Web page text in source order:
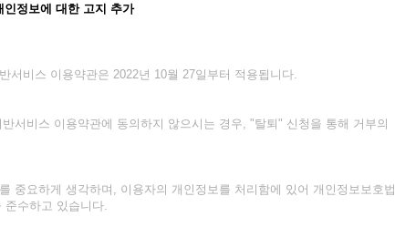
정보에 대한 고지 추가
서비스 이용약관은 2022년 10월 27일부터 적용됩니다.
서비스 이용약관에 동의하지 않으시는 경우, "탈퇴" 신청을 통해 거부의
중요하게 생각하며, 이용자의 개인정보를 처리함에 있어 개인정보보호법
수하고 있습니다.